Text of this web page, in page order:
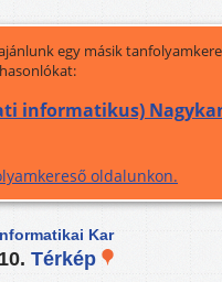
egy másik
informatikus)
oldalunkon.
Kar
Térkép